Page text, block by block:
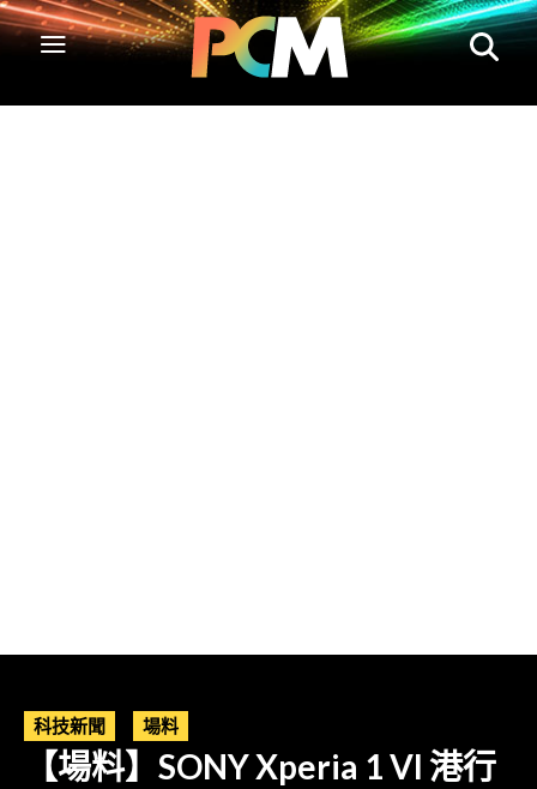
科技新聞 場料
【場料】SONY Xperia 1 VI 港行